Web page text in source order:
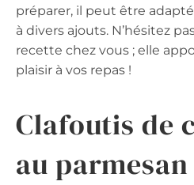
préparer, il peut être
à divers ajouts. N’hésitez
recette chez vous ; elle
plaisir à vos repas !
Clafoutis de
au parmesan